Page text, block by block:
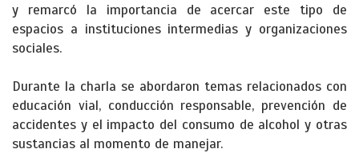
y remarcó la importancia de acercar este tipo de
espacios a instituciones intermedias y organizaciones
sociales.
Durante la charla se abordaron temas relacionados con
educación vial, conducción responsable, prevención de
accidentes y el impacto del consumo de alcohol y otras
sustancias al momento de manejar.